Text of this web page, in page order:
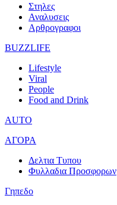
Στηλες
Αναλυσεις
Αρθρογραφοι
BUZZLIFE
Lifestyle
Viral
People
Food and Drink
AUTO
ΑΓΟΡΑ
Δελτια Τυπου
Φυλλαδια Προσφορων
Γηπεδο